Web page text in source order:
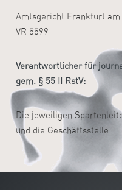
Amtsgericht Frankfurt am
VR 5599
Verantwortlicher für
gem. § 55 II RstV:
Die jeweiligen
und die Geschäftsstelle.